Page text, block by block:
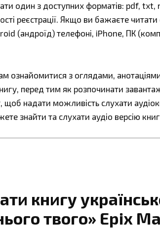
один з доступних форматів: pdf, txt,
реєстрації. Якщо ви бажаєте
(андроїд) телефоні, iPhone, ПК
ознайомитися з оглядами,
перед тим як розпочинати
надати можливість слухати
знайти та слухати аудіо версію
книгу
твого» Еріх